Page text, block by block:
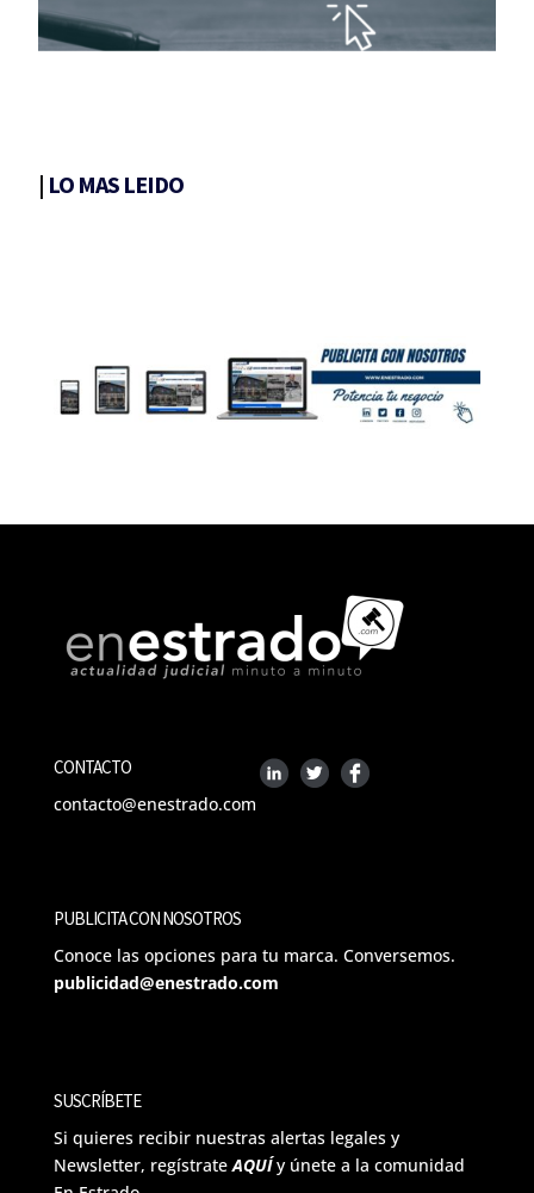
| LO MAS LEIDO
CONTACTO
contacto@enestrado.com
PUBLICITA CON NOSOTROS
Conoce las opciones para tu marca. Conversemos.
publicidad@enestrado.com
SUSCRÍBETE
Si quieres recibir nuestras alertas legales y
Newsletter, regístrateAQUÍ y únete a la comunidad